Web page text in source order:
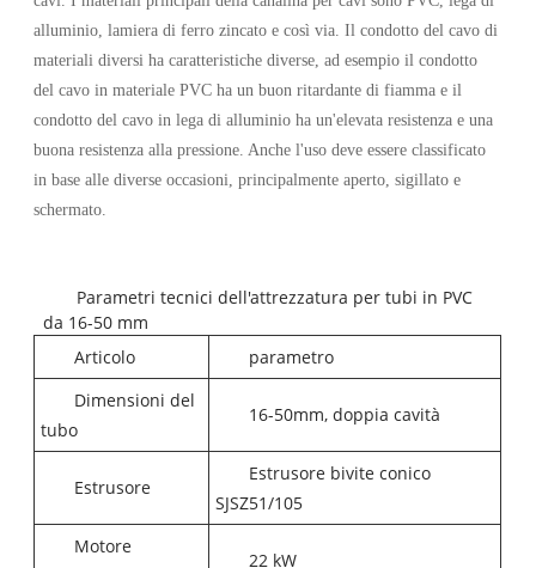
alluminio, lamiera di ferro zincato e così via. Il condotto del cavo di
materiali diversi ha caratteristiche diverse, ad esempio il condotto
del cavo in materiale PVC ha un buon ritardante di fiamma e il
condotto del cavo in lega di alluminio ha un'elevata resistenza e una
buona resistenza alla pressione. Anche l'uso deve essere classificato
in base alle diverse occasioni, principalmente aperto, sigillato e
schermato.
Parametri tecnici dell'attrezzatura per tubi in PVC
da 16-50 mm
Articolo
parametro
Dimensioni del
tubo
16-50mm, doppia cavità
Estrusore
Estrusore bivite conico
SJSZ51/105
Motore
22 kW